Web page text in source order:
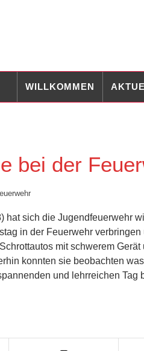
WILLKOMMEN
bei der
hat sich die Jugendfeuerwehr
in der Feuerwehr
mit schwerem
konnten sie beobachten
und lehrreichen Tag